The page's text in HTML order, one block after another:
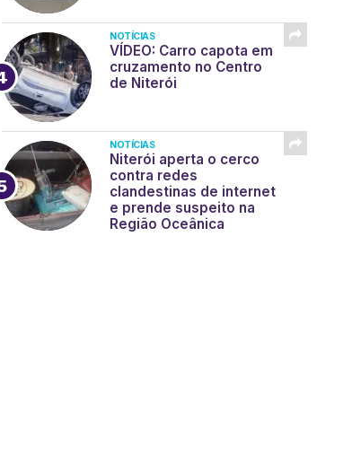
NOTÍCIAS
VÍDEO: Carro capota em
cruzamento no Centro
de Niterói
NOTÍCIAS
Niterói aperta o cerco
contra redes
clandestinas de internet
e prende suspeito na
Região Oceânica